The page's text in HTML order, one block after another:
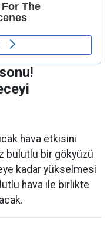
hava etkisini
bulutlu bir gökyüzü
kadar yükselmesi
hava ile birlikte